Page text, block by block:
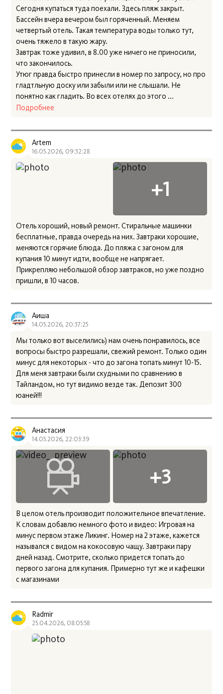
Сегодня купаться туда поехали. Здесь пляж закрыт.
Бассейн вчера вечером был горяченный. Меняем
четвертый отель. Такая температура воды только тут,
очень тяжело в такую жару.
Завтрак тоже удивил, в 8.00 уже ничего не приносили,
что закончилось.
Утюг правда быстро принесли в номер по запросу, но про
гладтльную доску или забыли или не слышали. Не
понятно как гладить. Во всех отелях до этого ...
Подробнее
Artem
16.05.2026, 09:32:28
Отель хороший, новый ремонт. Стиральные машинки
бесплатные, правда очередь на них. Завтраки хорошие,
меняются горячие блюда. До пляжа с загоном для
купания 10 минут идти, вообще не напрягает.
Прикрепляю небольшой обзор завтраков, но уже поздно
пришли, в 10 часов.
Аиша
14.05.2026, 20:37:25
Мы только вот выселились) нам очень понравилось, все
вопросы быстро разрешали, свежий ремонт. Только один
минус для некоторых - что до загона топать минут 10-15.
Для меня завтраки были скудными по сравнению в
Тайландом, но тут видимо везде так. Депозит 300
юаней!!!
Анастасия
14.05.2026, 22:03:39
В целом отель производит положительное впечатление.
К словам добавлю немного фото и видео: Игровая на
минус первом этаже Ликинг. Номер на 2 этаже, кажется
назывался с видом на кокосовую чащу. Завтраки пару
дней назад. Смотрите, сколько придется топать до
первого загона для купания. Примерно тут же и кафешки
Radmir
25.04.2026, 08:05:58